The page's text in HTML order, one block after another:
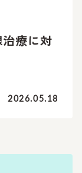
治療に対
2026.05.18